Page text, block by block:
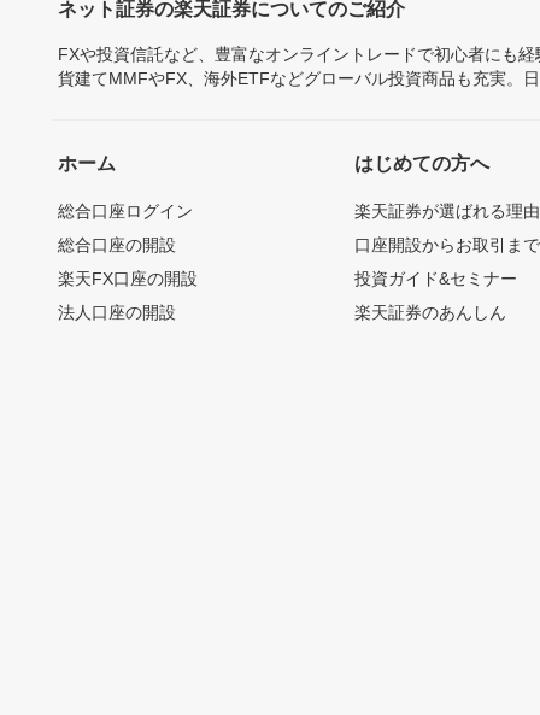
ネット証券の楽天証券についてのご紹介
FXや投資信託など、豊富なオンライントレードで初心者にも
貨建てMMFやFX、海外ETFなどグローバル投資商品も充実。
ホーム
総合口座ログイン
総合口座の開設
楽天FX口座の開設
法人口座の開設
はじめての方へ
楽天証券が選ばれる理由
口座開設からお取引ま
投資ガイド&セミナー
楽天証券のあんしん